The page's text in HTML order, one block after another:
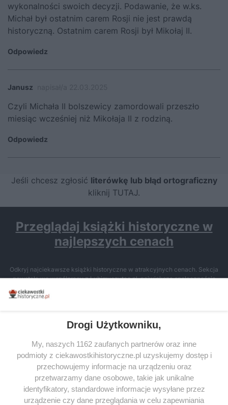
wykonalności swoich decyzji. Podawanie, że w.ks.
Michał był ostatnim carem Rosji nie jest prawdą
historyczną. Ostatnim carem Rosji był Mikołaj II.
Odpowiedz
Janusz
Czyli Michała II bolszewicy zamordowali przeszło
miesiąc wcześniej niż Mikołaja II z rodziną.
Odpowiedz
Jeśli chcesz zgłosić literówkę lub błąd ortograficzny
kliknij TUTAJ.
Przeglądaj książki historyczne w
najlepszych cenach
Odkryj najciekawsze książki historyczne w atrakcyjnych cenach. Sekcja
powstała we współpracy z Lubimyczytac.pl, największą społecznością
miłośników literatury w Polsce – dzięki temu możesz wybierać spośród
tytułów najwyżej ocenianych przez czytelników.
SERWIS
SPOŁECZNOŚĆ
WSPÓŁPRACA
Drogi Użytkowniku,
My, naszych 1162 zaufanych partnerów oraz inne
podmioty z ciekawostkihistoryczne.pl uzyskujemy dostęp i
przechowujemy informacje na urządzeniu oraz
przetwarzamy dane osobowe, takie jak unikalne
identyfikatory, standardowe informacje wysyłane przez
urządzenie czy dane przeglądania w celu zapewniania